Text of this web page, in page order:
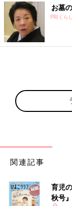
お墓
PR(くら
関連記事
育児
秋号